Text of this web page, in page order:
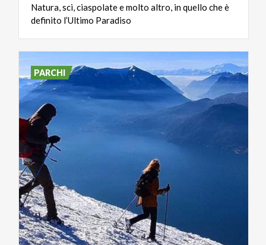
Natura,sci,ciaspolateemolto altro, inquello cheè
definito l’Ultimo Paradiso
PARCHI